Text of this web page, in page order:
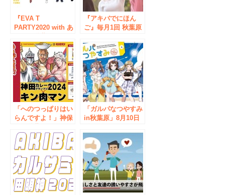
『EVA T
PARTY2020 with あ
会館店』が、8月1日
(土)から開催!!
『アキバでにほん
ご』毎月1回 秋葉原
「へのつっぱりはい
らんですよ！」神保
マン現る⁉ 今年の
「神田カレーグラン
プリ 2024」は「キ
ン肉マン」との激熱
コラボ！ 8月1日
（木）より熱い友情
パワーのコラボグッ
「ガルパなつやすみ
in秋葉原」8月10日
サール秋葉原にて開
催！